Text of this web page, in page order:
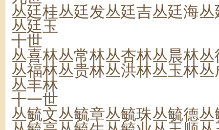
丛廷桂丛廷发丛廷吉丛廷海
丛廷玉
十世
丛喜林丛常林丛杏林丛晨林
丛福林丛贵林丛洪林丛玉林
丛丰林
十一世
丛毓文丛毓章丛毓珠丛毓德